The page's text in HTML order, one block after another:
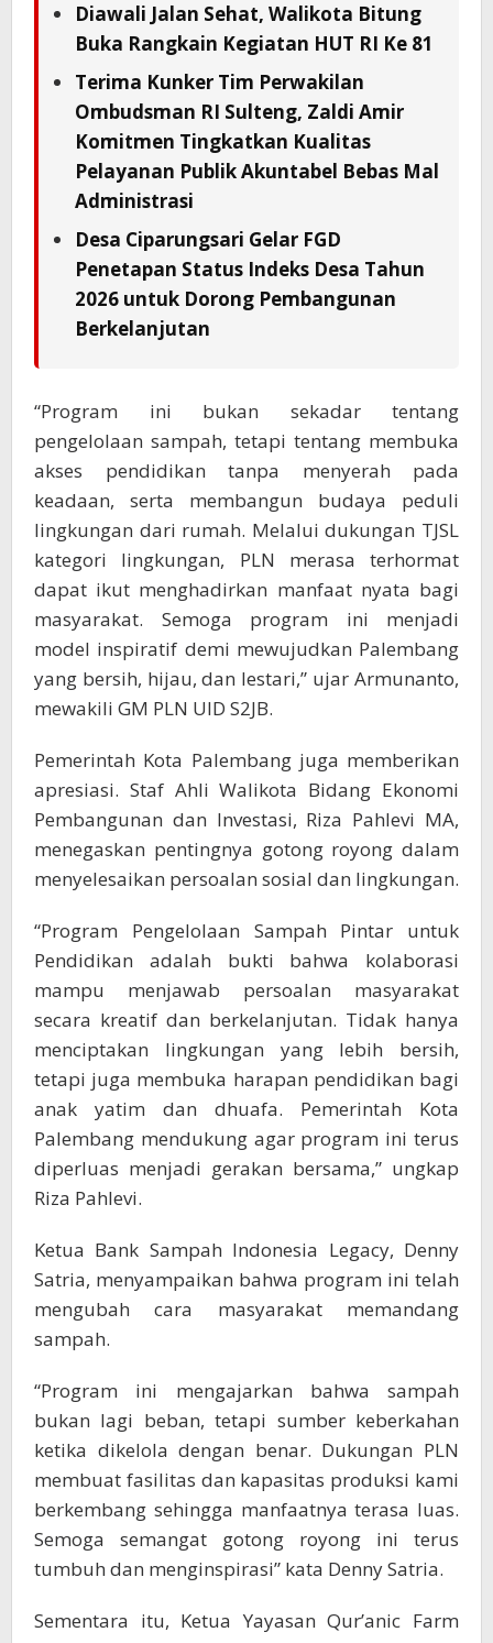
Diawali Jalan Sehat, Walikota Bitung
Buka Rangkain Kegiatan HUT RI Ke 81
Terima Kunker Tim Perwakilan
Ombudsman RI Sulteng, Zaldi Amir
Komitmen Tingkatkan Kualitas
Pelayanan Publik Akuntabel Bebas Mal
Administrasi
Desa Ciparungsari Gelar FGD
Penetapan Status Indeks Desa Tahun
2026 untuk Dorong Pembangunan
Berkelanjutan
“Program ini bukan sekadar tentang
pengelolaan sampah, tetapi tentang membuka
akses pendidikan tanpa menyerah pada
keadaan, serta membangun budaya peduli
lingkungan dari rumah. Melalui dukungan TJSL
kategori lingkungan, PLN merasa terhormat
dapat ikut menghadirkan manfaat nyata bagi
masyarakat. Semoga program ini menjadi
model inspiratif demi mewujudkan Palembang
yang bersih, hijau, dan lestari,” ujar Armunanto,
mewakili GM PLN UID S2JB.
Pemerintah Kota Palembang juga memberikan
apresiasi. Staf Ahli Walikota Bidang Ekonomi
Pembangunan dan Investasi, Riza Pahlevi MA,
menegaskan pentingnya gotong royong dalam
menyelesaikan persoalan sosial dan lingkungan.
“Program Pengelolaan Sampah Pintar untuk
Pendidikan adalah bukti bahwa kolaborasi
mampu menjawab persoalan masyarakat
secara kreatif dan berkelanjutan. Tidak hanya
menciptakan lingkungan yang lebih bersih,
tetapi juga membuka harapan pendidikan bagi
anak yatim dan dhuafa. Pemerintah Kota
Palembang mendukung agar program ini terus
diperluas menjadi gerakan bersama,” ungkap
Riza Pahlevi.
Ketua Bank Sampah Indonesia Legacy, Denny
Satria, menyampaikan bahwa program ini telah
mengubah cara masyarakat memandang
sampah.
“Program ini mengajarkan bahwa sampah
bukan lagi beban, tetapi sumber keberkahan
ketika dikelola dengan benar. Dukungan PLN
membuat fasilitas dan kapasitas produksi kami
berkembang sehingga manfaatnya terasa luas.
Semoga semangat gotong royong ini terus
tumbuh dan menginspirasi” kata Denny Satria.
Sementara itu, Ketua Yayasan Qur’anic Farm